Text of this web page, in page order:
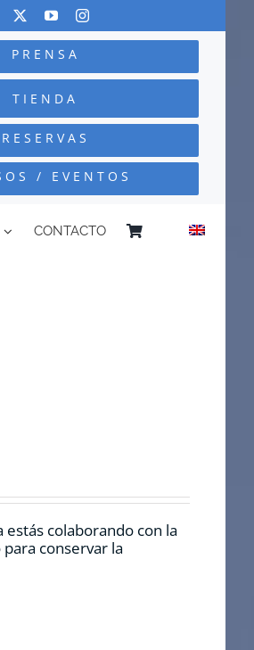
PRENSA
TIENDA
RESERVAS
/ EVENTOS
CONTACTO
colaborando con la
conservar la